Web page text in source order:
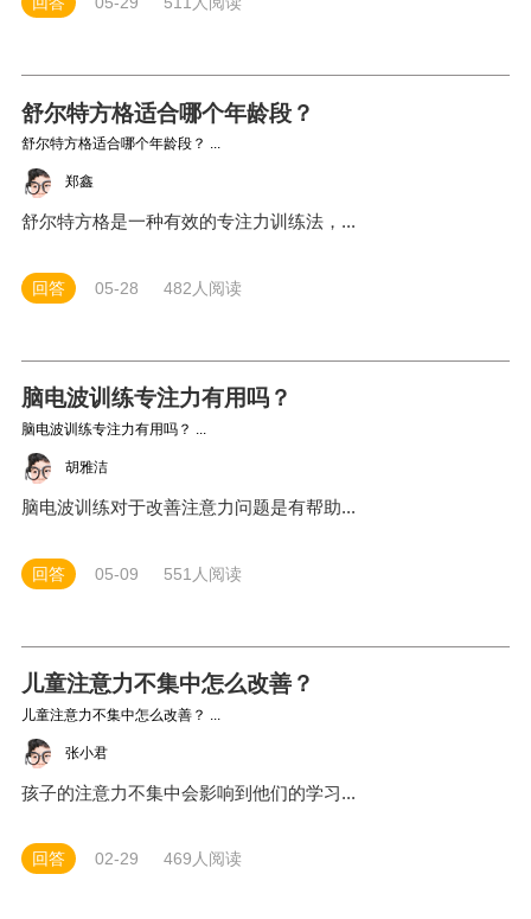
舒尔特方格适合哪个年龄段？
舒尔特方格适合哪个年龄段？ ...
郑鑫
舒尔特方格是一种有效的专注力训练法，...
回答 05-28 482人阅读
脑电波训练专注力有用吗？
脑电波训练专注力有用吗？ ...
胡雅洁
脑电波训练对于改善注意力问题是有帮助...
回答 05-09 551人阅读
儿童注意力不集中怎么改善？
儿童注意力不集中怎么改善？ ...
张小君
孩子的注意力不集中会影响到他们的学习...
回答 02-29 469人阅读